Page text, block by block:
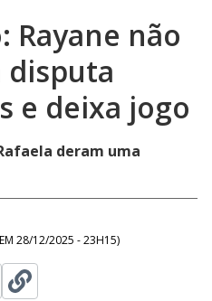
Rayane não
e deixa jogo
deram uma
28/12/2025 - 23H15)